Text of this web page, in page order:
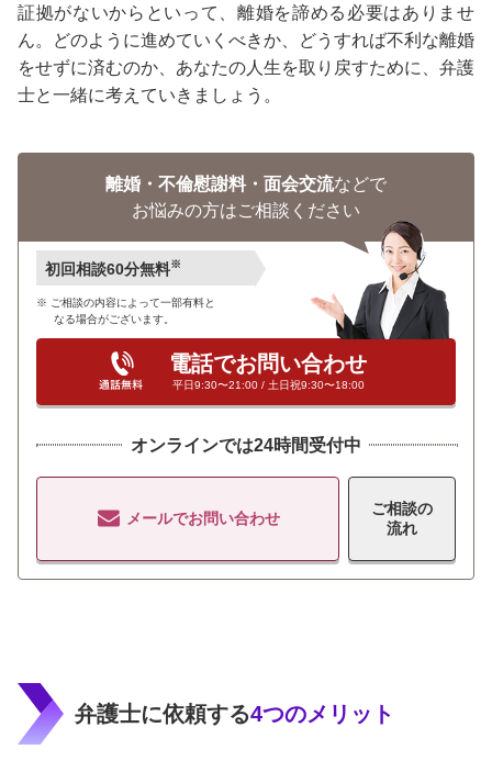
証拠がないからといって、離婚を諦める必要はありませ
ん。どのように進めていくべきか、どうすれば不利な離婚
をせずに済むのか、あなたの人生を取り戻すために、弁護
士と一緒に考えていきましょう。
離婚・不倫慰謝料・面会交流などで
お悩みの方はご相談ください
初回相談60分無料※
ご相談の内容によって一部有料と
なる場合がございます。
電話でお問い合わせ
平日9:30〜21:00 / 土日祝9:30〜18:00
オンラインでは24時間受付中
メールでお問い合わせ
ご相談の
流れ
弁護士に依頼する4つのメリット